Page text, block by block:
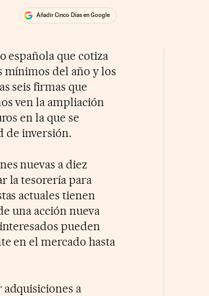
Añadir Cinco Días en Google
española que cotiza
mínimos del año y los
seis firmas que
ven la ampliación
en la que se
de inversión.
nuevas a diez
la tesorería para
actuales tienen
una acción nueva
pueden
en el mercado hasta
a